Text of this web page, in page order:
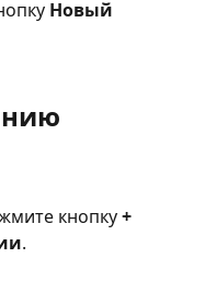
Новый
кнопку +
.